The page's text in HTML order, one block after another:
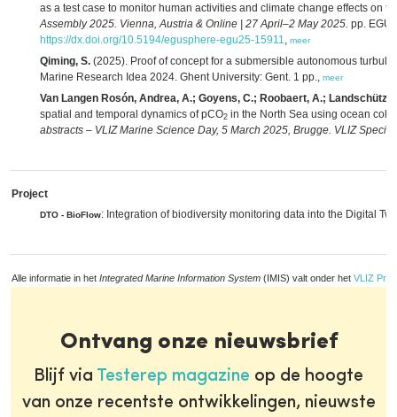
as a test case to monitor human activities and climate change effects on
Assembly 2025. Vienna, Austria & Online | 27 April–2 May 2025. pp.
https://dx.doi.org/10.5194/egusphere-egu25-15911, meer
Qiming, S. (2025). Proof of concept for a submersible autonomous
Marine Research Idea 2024. Ghent University: Gent. 1 pp., meer
Van Langen Rosón, Andrea, A.; Goyens, C.; Roobaert, A.;
spatial and temporal dynamics of pCO2 in the North Sea using ocean
abstracts – VLIZ Marine Science Day, 5 March 2025, Brugge. VLIZ
Project
DTO - BioFlow: Integration of biodiversity monitoring data into the Digital
Alle informatie in het Integrated Marine Information System (IMIS) valt onder het VLIZ
Ontvang onze nieuwsbrief
Blijf via Testerep magazine op de hoogte
van onze recentste ontwikkelingen, nieuwste